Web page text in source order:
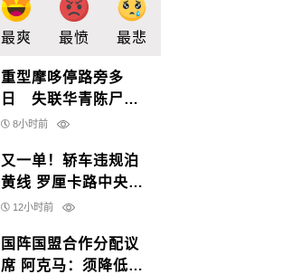
最爽 最愤 最悲
重型摩哆停路旁多
日 失联华青陈尸湖
中8小时前
又一单！轿车违规泊
黄线 罗厘卡路中央塞
车12小时前
国阵国盟合作分配议
席 阿克马：须降低姿